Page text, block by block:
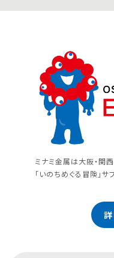
ミナミ金属は大阪・関
「いのちめぐる冒険」サ
詳